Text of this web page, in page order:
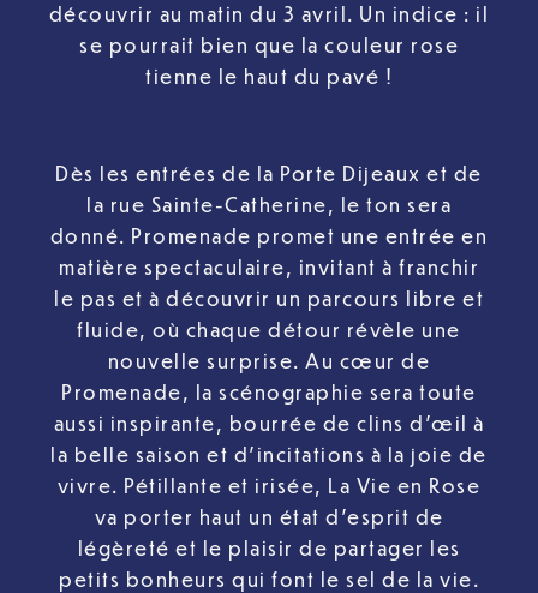
découvrir au matin du 3 avril. Un indice : il
se pourrait bien que la couleur rose
tienne le haut du pavé !
Dès les entrées de la Porte Dijeaux et de
la rue Sainte-Catherine, le ton sera
donné. Promenade promet une entrée en
matière spectaculaire, invitant à franchir
le pas et à découvrir un parcours libre et
fluide, où chaque détour révèle une
nouvelle surprise. Au cœur de
Promenade, la scénographie sera toute
aussi inspirante, bourrée de clins d’œil à
la belle saison et d’incitations à la joie de
vivre. Pétillante et irisée, La Vie en Rose
va porter haut un état d’esprit de
légèreté et le plaisir de partager les
petits bonheurs qui font le sel de la vie.